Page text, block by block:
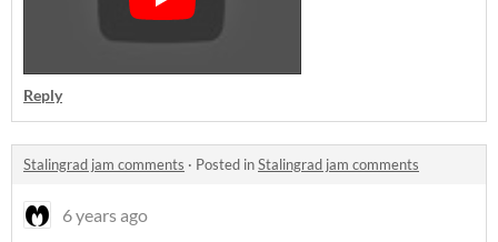
Reply
Stalingrad jam comments · Posted inStalingrad jam comments
6 years ago